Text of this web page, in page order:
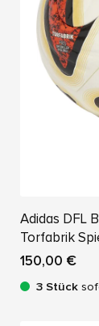
Adidas DFL
Torfabrik
150,00 €
3 Stück